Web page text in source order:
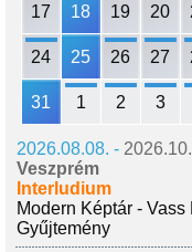
17 18 19 20
24 25 26 27
31 1 2 3
2026.08.08. -
Veszprém
Interludium
Modern Képtár - Vass
Gyűjtemény